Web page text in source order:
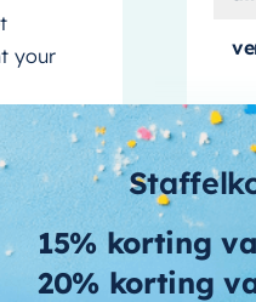
your
15% korting
20% korting